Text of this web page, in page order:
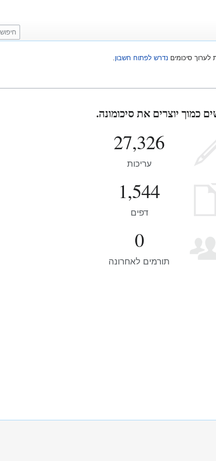
לערוך סיכומים נדרש לפתוח חשבון.
כמוך יוצרים את סיכומונה.
27,326
עריכות
1,544
דפים
0
תורמים לאחרונה
ח
י